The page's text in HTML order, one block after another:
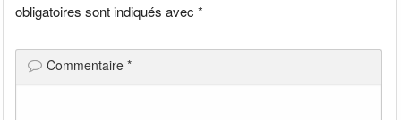
obligatoires sont indiqués avec*
Commentaire*